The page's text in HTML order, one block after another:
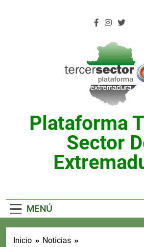
Plataforma
Sector
MENÚ
Inicio
Noticias